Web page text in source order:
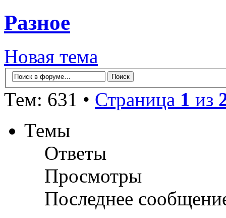
Разное
Новая тема
Тем: 631 • Страница 1 из
Темы
Ответы
Просмотры
Последнее